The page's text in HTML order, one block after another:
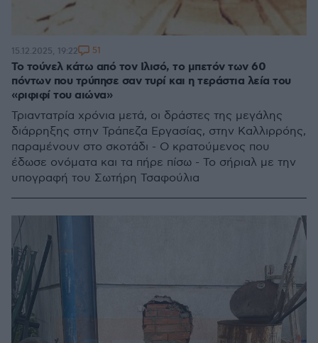
Το τούνελ κάτω από τον Ιλισό, το μπετόν των 60
πόντων που τρύπησε σαν τυρί και η τεράστια λεία του
«ριφιφί του αιώνα»
Τριαντατρία χρόνια μετά, οι δράστες της μεγάλης
διάρρηξης στην Τράπεζα Εργασίας, στην Καλλιρρόης,
παραμένουν στο σκοτάδι - Ο κρατούμενος που
έδωσε ονόματα και τα πήρε πίσω - Το σήριαλ με την
υπογραφή του Σωτήρη Τσαφούλια
15.12.2025, 19:22 51